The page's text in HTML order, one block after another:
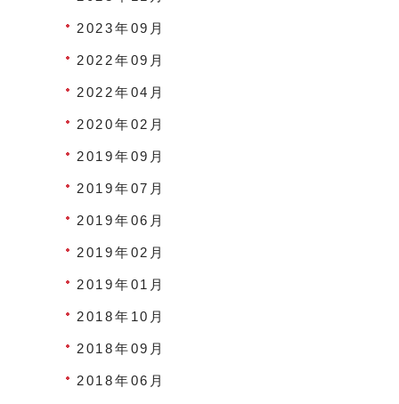
2023年09月
2022年09月
2022年04月
2020年02月
2019年09月
2019年07月
2019年06月
2019年02月
2019年01月
2018年10月
2018年09月
2018年06月